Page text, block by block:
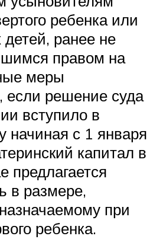
ребенка или
ранее не
правом на
меры
если решение суда
вступило в
начиная с 1 января
капитал в
предлагается
в размере,
при
ребенка.